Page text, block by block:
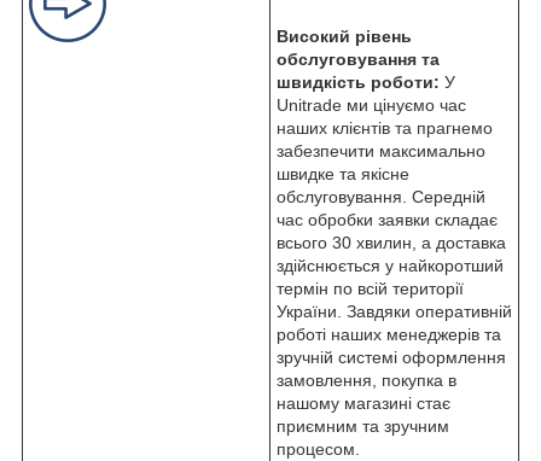
Високий рівень
обслуговування та
швидкість роботи: У
Unitrade ми цінуємо час
наших клієнтів та прагнемо
забезпечити максимально
швидке та якісне
обслуговування. Середній
час обробки заявки складає
всього 30 хвилин, а доставка
здійснюється у найкоротший
термін по всій території
України. Завдяки оперативній
роботі наших менеджерів та
зручній системі оформлення
замовлення, покупка в
нашому магазині стає
приємним та зручним
процесом.